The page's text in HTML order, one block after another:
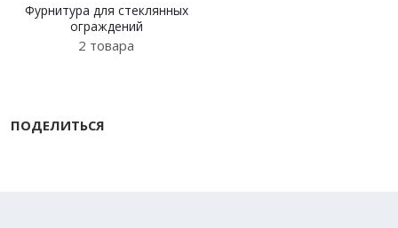
Фурнитура для стеклянных
ограждений
2 товара
ПОДЕЛИТЬСЯ